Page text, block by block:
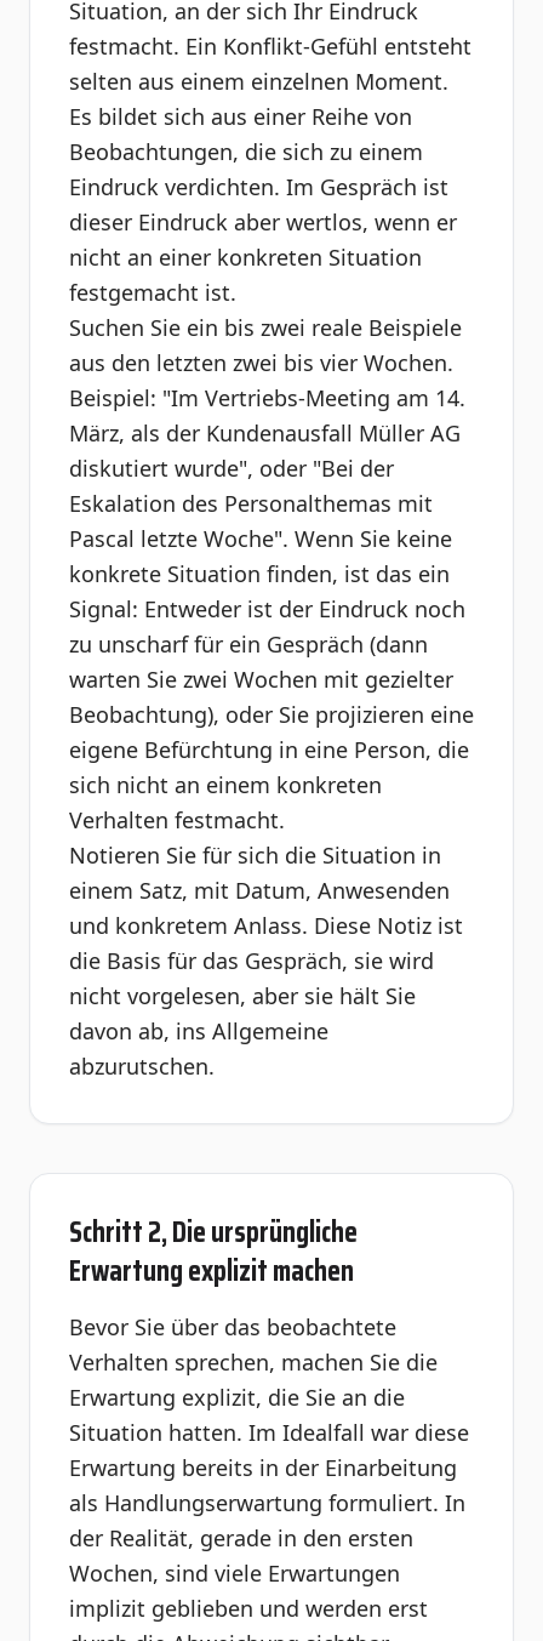
Situation, an der sich Ihr Eindruck
festmacht. Ein Konflikt-Gefühl entsteht
selten aus einem einzelnen Moment.
Es bildet sich aus einer Reihe von
Beobachtungen, die sich zu einem
Eindruck verdichten. Im Gespräch ist
dieser Eindruck aber wertlos, wenn er
nicht an einer konkreten Situation
festgemacht ist.
Suchen Sie ein bis zwei reale Beispiele
aus den letzten zwei bis vier Wochen.
Beispiel: "Im Vertriebs-Meeting am 14.
März, als der Kundenausfall Müller AG
diskutiert wurde", oder "Bei der
Eskalation des Personalthemas mit
Pascal letzte Woche". Wenn Sie keine
konkrete Situation finden, ist das ein
Signal: Entweder ist der Eindruck noch
zu unscharf für ein Gespräch (dann
warten Sie zwei Wochen mit gezielter
Beobachtung), oder Sie projizieren eine
eigene Befürchtung in eine Person, die
sich nicht an einem konkreten
Verhalten festmacht.
Notieren Sie für sich die Situation in
einem Satz, mit Datum, Anwesenden
und konkretem Anlass. Diese Notiz ist
die Basis für das Gespräch, sie wird
nicht vorgelesen, aber sie hält Sie
davon ab, ins Allgemeine
abzurutschen.
Schritt 2, Die ursprüngliche
Erwartung explizit machen
Bevor Sie über das beobachtete
Verhalten sprechen, machen Sie die
Erwartung explizit, die Sie an die
Situation hatten. Im Idealfall war diese
Erwartung bereits in der Einarbeitung
als Handlungserwartung formuliert. In
der Realität, gerade in den ersten
Wochen, sind viele Erwartungen
implizit geblieben und werden erst